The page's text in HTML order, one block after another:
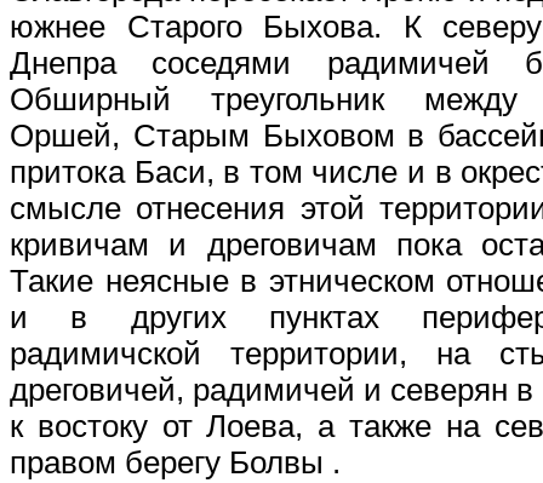
южнее Старого Быхова. К
Днепра соседями радимичей
Обширный треугольник между
Оршей, Старым Быховом в
притока Баси, в том числе и в
смысле отнесения этой
кривичам и дреговичам пока
Такие неясные в этническом
и в других пунктах
радимичской территории, на
дреговичей, радимичей и северян
к востоку от Лоева, а также на
правом берегу Болвы .